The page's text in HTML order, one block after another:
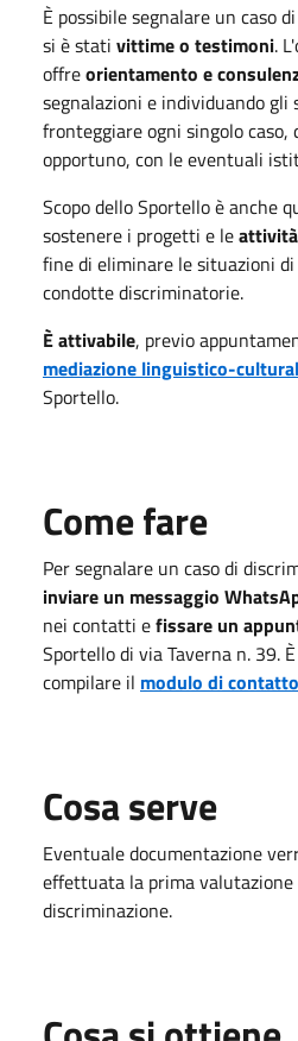
È possibile segnalare un caso
si è stati vittime o testimoni.
offreorientamento e
segnalazioni e individuando gli
fronteggiare ogni singolo caso,
opportuno, con le eventuali
Scopo dello Sportello è anche
sostenere i progetti e le
fine di eliminare le situazioni
condotte discriminatorie.
È attivabile, previo
mediazione linguistico-
Sportello.
Come fare
Per segnalare un caso di
inviare un messaggio
nei contatti efissare un
Sportello di via Taverna n. 39.
compilare il modulo di contatto
Cosa serve
Eventuale documentazione
effettuata la prima valutazione
discriminazione.